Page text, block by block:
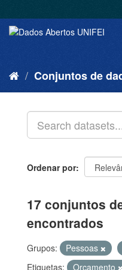
Conjuntos de
Ordenar por
17 conjuntos
encontrados
Grupos: Pessoas
Etiquetas:
Orçamento